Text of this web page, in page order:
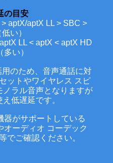
の目安
aptX/aptX LL > SBC >
い）
LL < aptX < aptX HD
い）
のため、音声通話に対
ットやワイヤレス スピ
ラル音声となりますが
低遅延です。
器がサポートしている
オーディオ コーデック
でご確認ください。